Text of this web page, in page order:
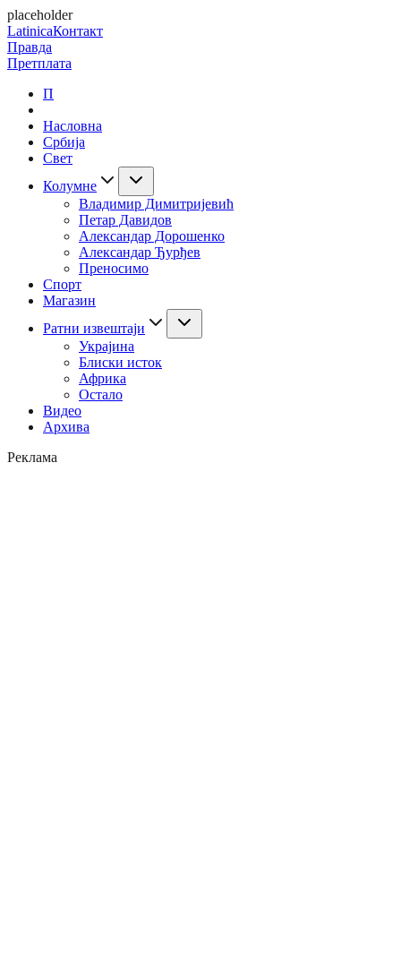
placeholder
LatinicaКонтакт
Правда
Претплата
П
Насловна
Србија
Свет
Колумне
Владимир Димитријевић
Петар Давидов
Александар Дорошенко
Александар Ђурђев
Преносимо
Спорт
Магазин
Ратни извештаји
Украјина
Блиски исток
Африка
Остало
Видео
Архива
Реклама